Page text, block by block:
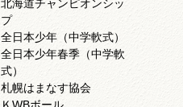
北海道チャンピオンシッ
プ
全日本少年（中学軟式）
全日本少年春季（中学軟
式）
札幌はまなす協会